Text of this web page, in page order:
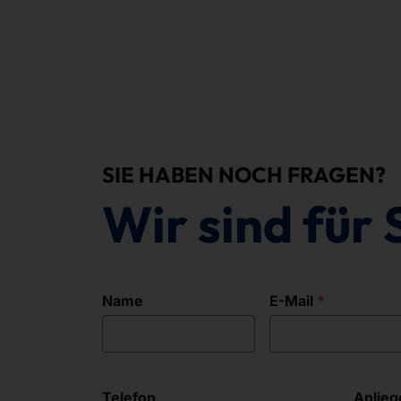
SIE HABEN NOCH FRAGEN?
Wir sind für
Name E-Mail
Telefon